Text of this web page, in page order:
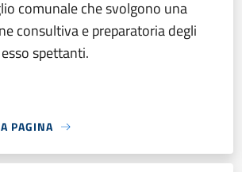
comunale che svolgono una
consultiva e preparatoria degli
spettanti.
PAGINA